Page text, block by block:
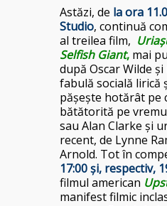
Astăzi, de la ora
Studio, continuă
al treilea film,
Selfish Giant, mai
după Oscar Wilde
fabulă socială lirică
pășește hotărât pe
bătătorită pe
sau Alan Clarke și
recent, de Lynne
Arnold. Tot în
17:00 și, respectiv,
filmul american
manifest filmic